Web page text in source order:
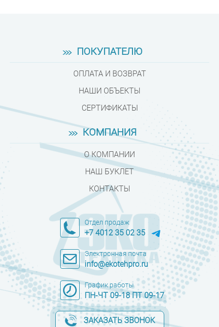
ПОКУПАТЕЛЮ
ОПЛАТА И ВОЗВРАТ
НАШИ ОБЪЕКТЫ
СЕРТИФИКАТЫ
КОМПАНИЯ
О КОМПАНИИ
НАШ БУКЛЕТ
КОНТАКТЫ
Отдел продаж
+7 4012 35 02 35
Электронная почта
info@ekotehpro.ru
График работы
ПН-ЧТ 09-18 ПТ 09-17
ЗАКАЗАТЬ ЗВОНОК